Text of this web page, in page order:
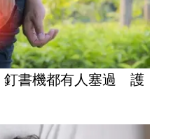
釘書機都有人塞過 護